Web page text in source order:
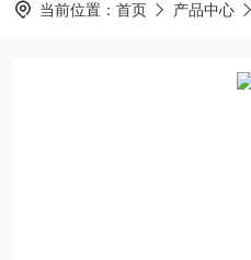
当前位置： 首页 产品中心